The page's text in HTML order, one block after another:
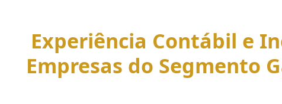
Experiência Contábil e
Empresas do Segmento